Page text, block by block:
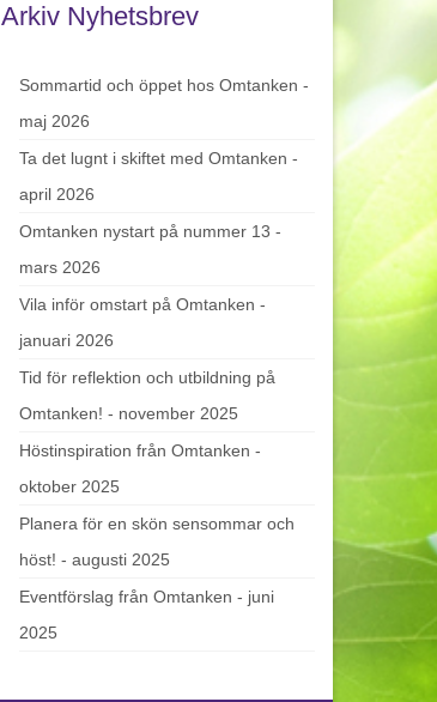
Arkiv Nyhetsbrev
Sommartid och öppet hos Omtanken -
maj 2026
Ta det lugnt i skiftet med Omtanken -
april 2026
Omtanken nystart på nummer 13 -
mars 2026
Vila inför omstart på Omtanken -
januari 2026
Tid för reflektion och utbildning på
Omtanken! - november 2025
Höstinspiration från Omtanken -
oktober 2025
Planera för en skön sensommar och
höst! - augusti 2025
Eventförslag från Omtanken - juni
2025